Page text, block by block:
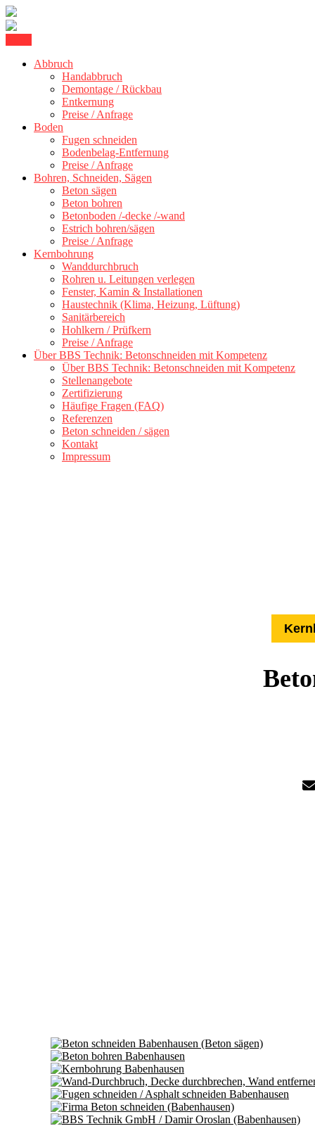
content
BBS Technik GmbH
Abbruch
Handabbruch
Demontage / Rückbau
Entkernung
Preise / Anfrage
Boden
Fugen schneiden
Bodenbelag-Entfernung
Preise / Anfrage
Bohren, Schneiden, Sägen
Beton sägen
Beton bohren
Betonboden /-decke /-wand
Estrich bohren/sägen
Preise / Anfrage
Kernbohrung
Wanddurchbruch
Rohren u. Leitungen verlegen
Fenster, Kamin & Installationen
Haustechnik (Klima, Heizung, Lüftung)
Sanitärbereich
Hohlkern / Prüfkern
Preise / Anfrage
Über BBS Technik: Betonschneiden mit Kompetenz
Über BBS Technik: Betonschneiden mit Kompetenz
Stellenangebote
Zertifizierung
Häufige Fragen (FAQ)
Referenzen
Beton schneiden / sägen
Kontakt
Impressum